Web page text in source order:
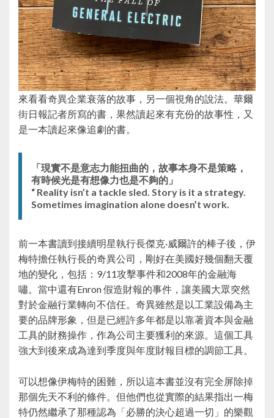
來看看奇異企業衰落的故事，另一個視角的說法。華爾
街日報記者所寫的書，果然讀起來有充份的故事性，又
是一本讀起來像追劇的書。
「現實不是意志力能扭曲的，故事本身不是策略，
有時候光是有想像力也是不夠的」
“ Reality isn’t a tackle sled. Story is it a strategy.
Sometimes imagination alone doesn’t work.
前一本書讀到接續明星執行長傑克·威爾許的棒子後，伊
梅特擔任執行長的奇異公司，剛好在美國好幾個翻天覆
地的變化，包括：9/11攻擊事件和2008年的金融海
嘯。當中還有Enron 假造財報的事件，讓美國大眾突然
對於金融行業轉向不信任。奇異雖然是以工業設備為主
要的品牌形象，但是已經許多年都是以靠著資本與金融
工具的財務操作，作為公司主要獲利的來源。這個工具
強大到後來成為達到季度與年度財報目標的調節工具。
可以想像伊梅特的困難，所以這本書並沒有完全屏除掉
那個先天不利的條件。但他們也從實際的結果指出一梅
特仍然繼承了那種認為「必勝的決心超過一切」的樂觀